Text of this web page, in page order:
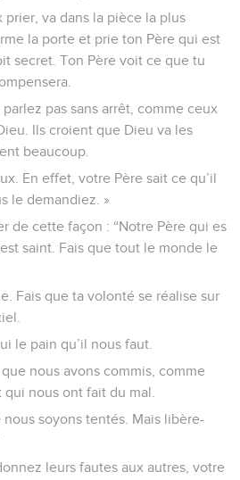
prier, va dans la pièce la plus
la porte et prie ton Père qui est
secret. Ton Père voit ce que tu
pas sans arrêt, comme ceux
Ils croient que Dieu va les
beaucoup.
En effet, votre Père sait ce qu’il
le demandiez. »
de cette façon : “Notre Père qui es
saint. Fais que tout le monde le
Fais que ta volonté se réalise sur
le pain qu’il nous faut.
nous avons commis, comme
nous ont fait du mal.
nous soyons tentés. Mais libère-
leurs fautes aux autres, votre